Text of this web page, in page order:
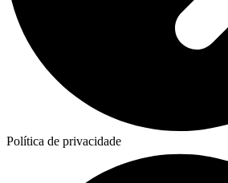
Política de privacidade